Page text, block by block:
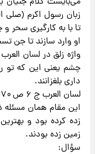
زبان رسول اکرم (صلی
تا با به کارگیری سحر
او وارد سازند تا جن
واژه زلق در لسان
چشم یعنی این که تو
داری بلغزانند.
لسان العرب ج ۶ ص ۷۰.
این مقام همان
زده کرده بود و
زمین زده بودند.
سؤال: